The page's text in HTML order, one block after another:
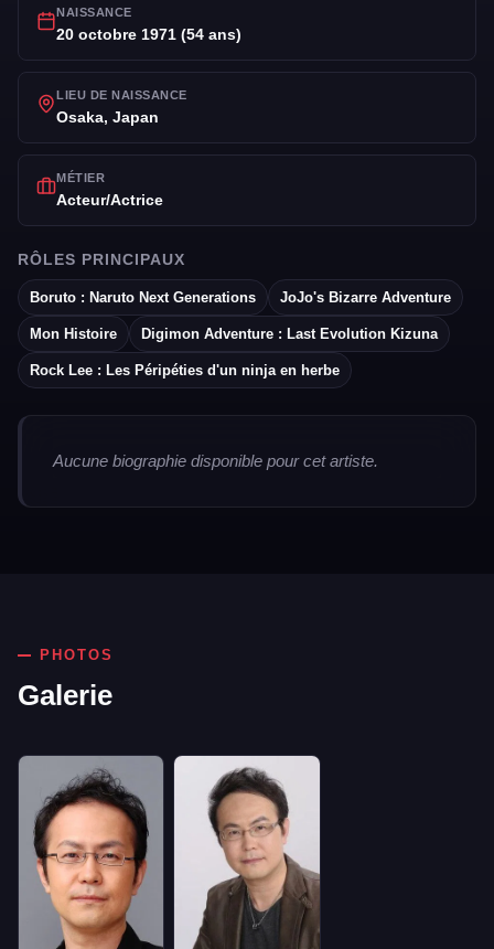
NAISSANCE
20 octobre 1971 (54 ans)
LIEU DE NAISSANCE
Osaka, Japan
MÉTIER
Acteur/Actrice
RÔLES PRINCIPAUX
Boruto : Naruto Next Generations JoJo's Bizarre Adventure
Mon Histoire Digimon Adventure : Last Evolution Kizuna
Rock Lee : Les Péripéties d'un ninja en herbe
Aucune biographie disponible pour cet artiste.
PHOTOS
Galerie